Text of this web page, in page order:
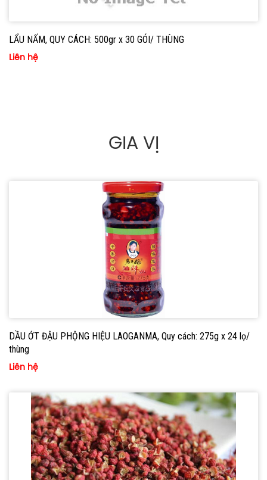
LẨU NẤM, QUY CÁCH: 500gr x 30 GÓI/ THÙNG
Liên hệ
GIA VỊ
DẦU ỚT ĐẬU PHỘNG HIỆU LAOGANMA, Quy cách: 275g x 24 lọ/
thùng
Liên hệ